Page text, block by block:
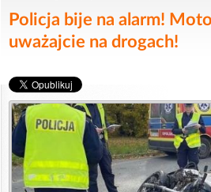
Policja bije na alarm!
uważajcie na drogach!